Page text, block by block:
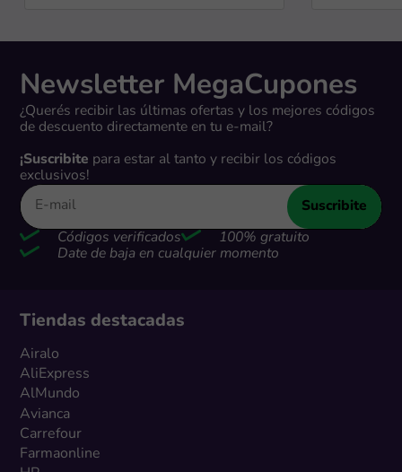
Newsletter MegaCupones
¿Querés recibir las últimas ofertas y los mejores códigos
de descuento directamente en tu e-mail?
¡Suscribite para estar al tanto y recibir los códigos
exclusivos!
Suscribite
Códigos verificados
100% gratuito
Date de baja en cualquier momento
Tiendas destacadas
Airalo
AliExpress
AlMundo
Avianca
Carrefour
Farmaonline